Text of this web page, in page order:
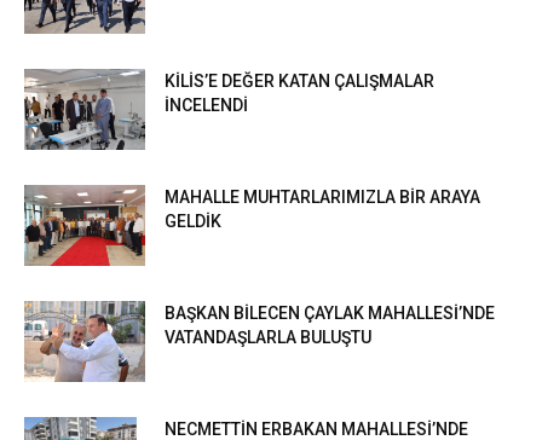
KİLİS’E DEĞER KATAN ÇALIŞMALAR
İNCELENDİ
MAHALLE MUHTARLARIMIZLA BİR ARAYA
GELDİK
BAŞKAN BİLECEN ÇAYLAK MAHALLESİ’NDE
VATANDAŞLARLA BULUŞTU
NECMETTİN ERBAKAN MAHALLESİ’NDE